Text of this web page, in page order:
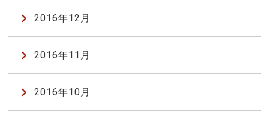
2016年12月
2016年11月
2016年10月